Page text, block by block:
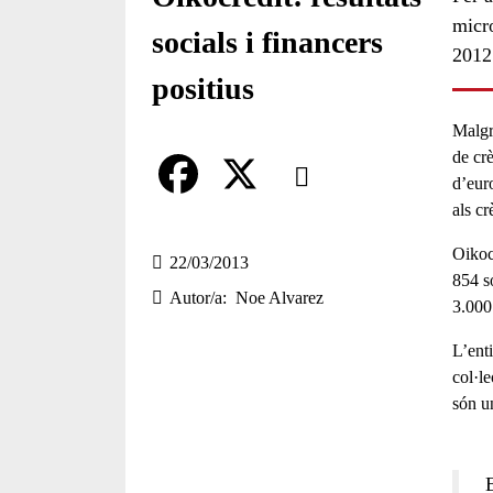
socials i financers
positius
Comparteix
a
c
Compartir en altres xarxes
22/03/2013
Autor/a
Noe Alvarez
de
als
854
són